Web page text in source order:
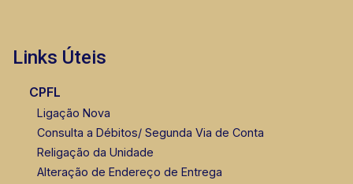
Links Úteis
CPFL
Ligação Nova
Consulta a Débitos/ Segunda Via de Conta
Religação da Unidade
Alteração de Endereço de Entrega